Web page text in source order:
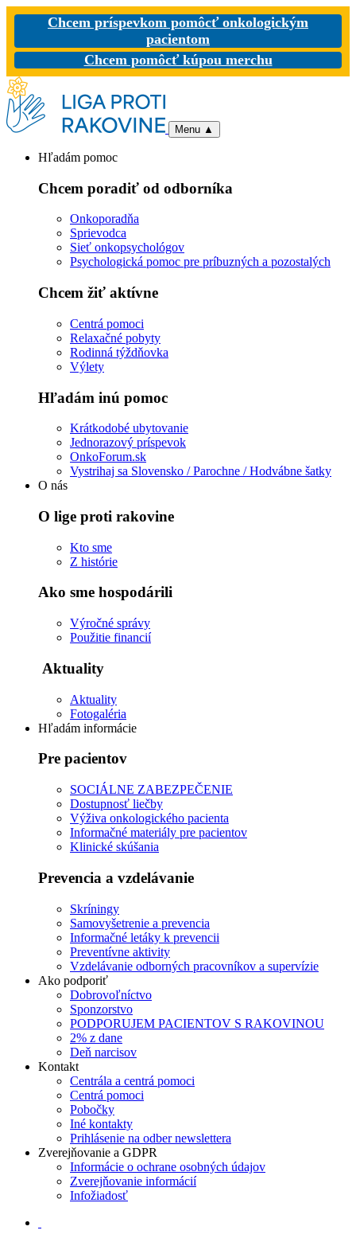
Chcem príspevkom pomôcť onkologickým
pacientom
Chcem pomôcť kúpou merchu
Menu ▲
Hľadám pomoc
Chcem poradiť od odborníka
Onkoporadňa
Sprievodca
Sieť onkopsychológov
Psychologická pomoc pre príbuzných a pozostalých
Chcem žiť aktívne
Centrá pomoci
Relaxačné pobyty
Rodinná týždňovka
Výlety
Hľadám inú pomoc
Krátkodobé ubytovanie
Jednorazový príspevok
OnkoForum.sk
Vystrihaj sa Slovensko / Parochne / Hodvábne šatky
O nás
O lige proti rakovine
Kto sme
Z histórie
Ako sme hospodárili
Výročné správy
Použitie financií
Aktuality
Aktuality
Fotogaléria
Hľadám informácie
Pre pacientov
SOCIÁLNE ZABEZPEČENIE
Dostupnosť liečby
Výživa onkologického pacienta
Informačné materiály pre pacientov
Klinické skúšania
Prevencia a vzdelávanie
Skríningy
Samovyšetrenie a prevencia
Informačné letáky k prevencii
Preventívne aktivity
Vzdelávanie odborných pracovníkov a supervízie
Ako podporiť
Dobrovoľníctvo
Sponzorstvo
PODPORUJEM PACIENTOV S RAKOVINOU
2% z dane
Deň narcisov
Kontakt
Centrála a centrá pomoci
Centrá pomoci
Pobočky
Iné kontakty
Prihlásenie na odber newslettera
Zverejňovanie a GDPR
Informácie o ochrane osobných údajov
Zverejňovanie informácií
Infožiadosť